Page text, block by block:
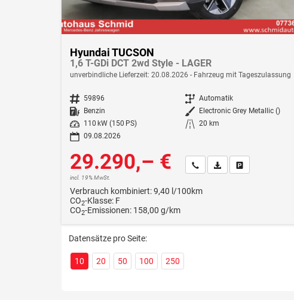
Hyundai TUCSON
1,6 T-GDi DCT 2wd Style - LAGER
unverbindliche Lieferzeit: 20.08.2026 Fahrzeug mit Tageszulassung
Fahrzeugnr. 59896 Getriebe Automatik
Kraftstoff
Benzin Außenfarbe
Electronic Grey Metallic ()
Leistung
110 kW (150 PS) Kilometerstand 20 km
09.08.2026
29.290,– €
incl. 19% MwSt.
Wir rufen Sie an
Fahrzeugexposé (PDF)
Fahrzeug parken
Verbrauch kombiniert:9,40 l/100km
CO2-Klasse: F
CO2-Emissionen: 158,00 g/km
Datensätze pro Seite:
10 20 50 100 250